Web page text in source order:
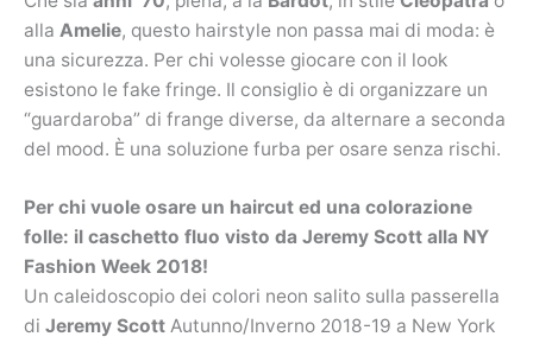
alla Amelie, questo hairstyle non passa mai di moda: è
una sicurezza. Per chi volesse giocare con il look
esistono le fake fringe. Il consiglio è di organizzare un
“guardaroba” di frange diverse, da alternare a seconda
del mood. È una soluzione furba per osare senza rischi.
Per chi vuole osare un haircut ed una colorazione
folle: il caschetto fluo visto da Jeremy Scott alla NY
Fashion Week 2018!
Un caleidoscopio dei colori neon salito sulla passerella
di Jeremy Scott Autunno/Inverno 2018-19 a New York